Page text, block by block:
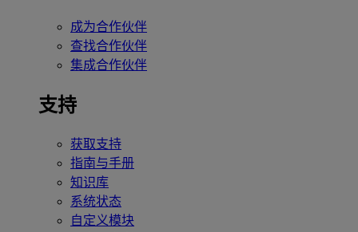
成为合作伙伴
查找合作伙伴
集成合作伙伴
支持
获取支持
指南与手册
知识库
系统状态
自定义模块